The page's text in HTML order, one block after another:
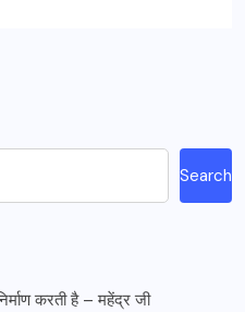
Search
करती है – महेंद्र जी